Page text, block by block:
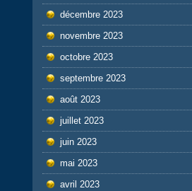
décembre 2023
novembre 2023
octobre 2023
septembre 2023
août 2023
juillet 2023
juin 2023
mai 2023
avril 2023